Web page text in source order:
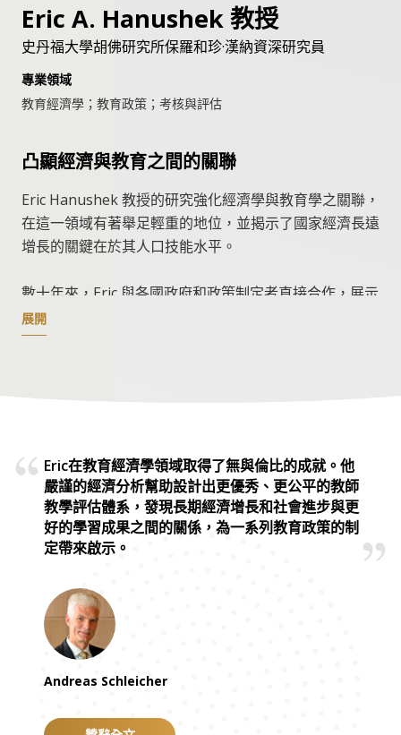
Eric A. Hanushek 教授
史丹福大學胡佛研究所保羅和珍·漢納資深研究員
專業領域
教育經濟學；教育政策；考核與評估
凸顯經濟與教育之間的關聯
Eric Hanushek 教授的研究強化經濟學與教育學之關聯，
在這一領域有著舉足輕重的地位，並揭示了國家經濟長遠
增長的關鍵在於其人口技能水平。
數十年來，Eric 與各國政府和政策制定者直接合作，展示
如何通過科學實證評估及改進教育政策。他建議政府應格
外重視在教育層面上如何使用公共開支，而不僅是整體金
創新。
Eric 最重要的發現之一是學習成果的關鍵性，而非在校時
長。他在這一主題的研究不僅獲廣泛引用，更對全球教育
政策影響深遠，促使各國重視教育質素和學習成果。
受其研究成果影響，聯合國在敲定
質教育的具體內容時，亦加入「高效的學習成果」為指
標。Eric 堅信，教育促進增長，兩者共同為實現其他
項可持續發展目標
展開
Eric在教育經濟學領域取得了無與倫比的成就。他
嚴謹的經濟分析幫助設計出更優秀、更公平的教師
教學評估體系，發現長期經濟增長和社會進步與更
好的學習成果之間的關係，為一系列教育政策的制
定帶來啟示。
Andreas Schleicher